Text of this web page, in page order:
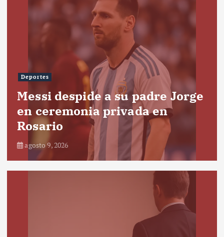
Deportes
Messi despide a su padre Jorge
en ceremonia privada en
Rosario
agosto 9, 2026